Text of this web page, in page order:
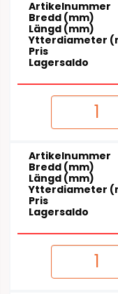
Artikelnummer
Bredd (mm)
Längd (mm)
Ytterdiameter
Pris
Lagersaldo
Artikelnummer
Bredd (mm)
Längd (mm)
Ytterdiameter
Pris
Lagersaldo